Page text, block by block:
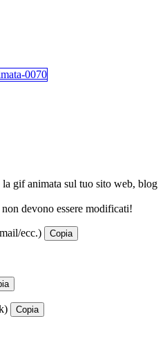
gif animata sul tuo sito web, blog
devono essere modificati!
ecc.) Copia
Copia